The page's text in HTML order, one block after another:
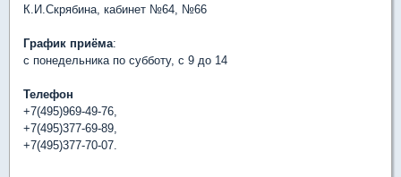
К.И.Скрябина, кабинет №64, №66
График приёма:
с понедельника по субботу, с 9 до 14
Телефон
+7(495)969-49-76,
+7(495)377-69-89,
+7(495)377-70-07.